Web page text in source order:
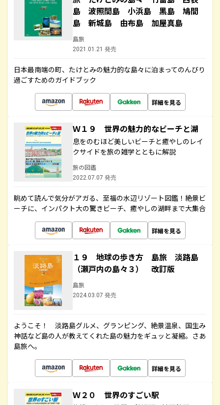
島 波照間島 小浜島 黒島 鳩間
島 新城島 由布島 加屋真島
島旅
2021.01.21 発売
日本最南端の町、たけとみの魅力的な島々に泊まってのんびり
過ごすためのガイドブック
詳細を見る
Ｗ１９ 世界の魅力的なビーチと湖
息をのむほど美しいビーチと癒やしのレイ
クサイドを旅の雑学とともに解説
旅の図鑑
2022.07.07 発売
眺めて読んで気分がアガる、至福の水辺リゾート図鑑！絶景ビ
ーチに、インパクト大の驚きビーチ、癒やしの湖畔まで大集合
詳細を見る
１９ 地球の歩き方 島旅 淡路島
（瀬戸内の島々３） 改訂版
島旅
2024.03.07 発売
ようこそ！ 淡路島グルメ、グランピング、絶景温泉、国生み
神話など島の人が教えてくれた島の魅力をギュッと凝縮。さあ
島旅へ。
詳細を見る
Ｗ２０ 世界のすごい駅